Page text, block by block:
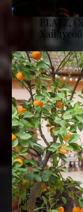
PLATZ,